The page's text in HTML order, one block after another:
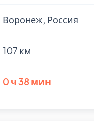
Воронеж, Россия
107 км
0 ч 38 мин